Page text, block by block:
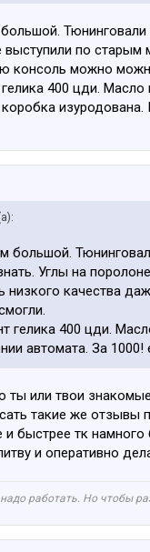
Тюнинговали
выступили по
консоль можно
400 цди.
Углы на
низкого качества
гелика 400 цди.
автомата. За
ты или твои
такие же отзывы
быстрее тк
и оперативно
работать. Но чтобы